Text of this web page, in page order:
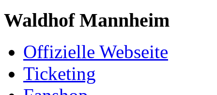
Waldhof Mannheim
Offizielle Webseite
Ticketing